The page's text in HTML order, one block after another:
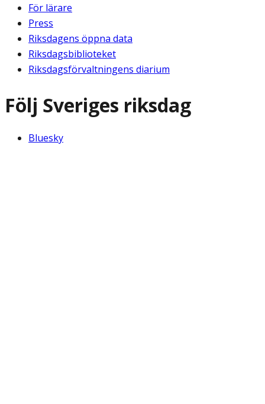
För lärare
Press
Riksdagens öppna data
Riksdagsbiblioteket
Riksdagsförvaltningens diarium
Följ Sveriges riksdag
Bluesky